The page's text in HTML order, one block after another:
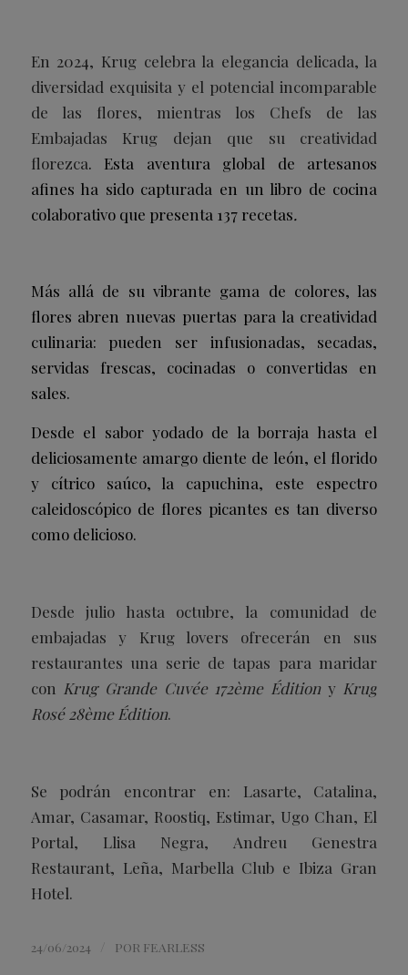
En 2024, Krug celebra la elegancia delicada, la
diversidad exquisita y el potencial incomparable
de las flores, mientras los Chefs de las
Embajadas Krug dejan que su creatividad
florezca. Esta aventura global de artesanos
afines ha sido capturada en un libro de cocina
colaborativo que presenta 137 recetas.
Más allá de su vibrante gama de colores, las
flores abren nuevas puertas para la creatividad
culinaria: pueden ser infusionadas, secadas,
servidas frescas, cocinadas o convertidas en
sales.
Desde el sabor yodado de la borraja hasta el
deliciosamente amargo diente de león, el florido
y cítrico saúco, la capuchina, este espectro
caleidoscópico de flores picantes es tan diverso
como delicioso.
Desde julio hasta octubre, la comunidad de
embajadas y Krug lovers ofrecerán en sus
restaurantes una serie de tapas para maridar
con Krug Grande Cuvée 172ème Édition y Krug
Rosé 28ème Édition.
Se podrán encontrar en: Lasarte, Catalina,
Amar, Casamar, Roostiq, Estimar, Ugo Chan, El
Portal, Llisa Negra, Andreu Genestra
Restaurant, Leña, Marbella Club e Ibiza Gran
Hotel.
24/06/2024 POR FEARLESS